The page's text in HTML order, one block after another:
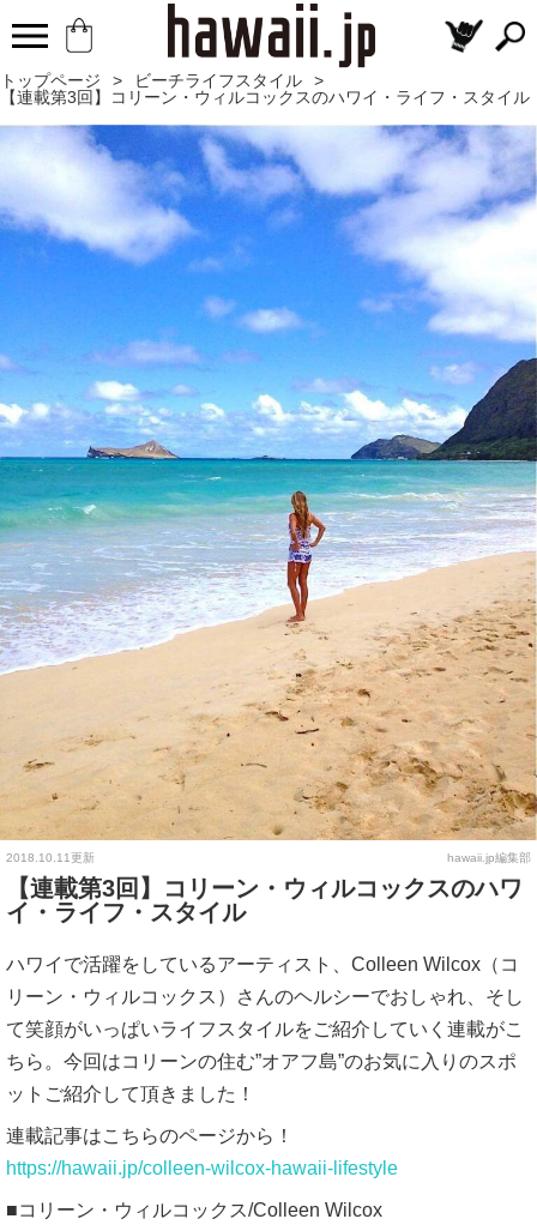
トップページ > ビーチライフスタイル
>
【連載第3回】コリーン・ウィルコックスのハワイ・ライフ・スタイル
2018.10.11更新 hawaii.jp編集部
【連載第3回】コリーン・ウィルコックスのハワ
イ・ライフ・スタイル
ハワイで活躍をしているアーティスト、Colleen Wilcox（コ
リーン・ウィルコックス）さんのヘルシーでおしゃれ、そし
て笑顔がいっぱいライフスタイルをご紹介していく連載がこ
ちら。今回はコリーンの住む”オアフ島”のお気に入りのスポ
ットご紹介して頂きました！
連載記事はこちらのページから！
https://hawaii.jp/colleen-wilcox-hawaii-lifestyle
■コリーン・ウィルコックス/Colleen Wilcox